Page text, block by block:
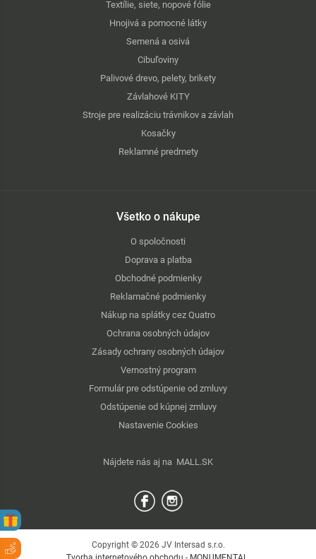
Textílie, siete, nopové fólie
Hnojivá a pomocné látky
Semená a osivá
Cibuľoviny
Palivové drevo, pelety, brikety
Závlahové KITY
Stroje pre realizáciu trávnikov a závlah
Kosačky
Reklamné predmety
Všetko o nákupe
O spoločnosti
Doprava a platba
Obchodné podmienky
Reklamačné podmienky
Nákup na splátky cez Quatro
Ochrana osobných údajov
Zásady ochrany osobných údajov
Vernostný program
Formulár pre odstúpenie od zmluvy
Odstúpenie od kúpnej zmluvy
Nastavenie Cookies
Nájdete nás aj na MALL.SK
Copyright © 2026 JV Intersad s.r.o.